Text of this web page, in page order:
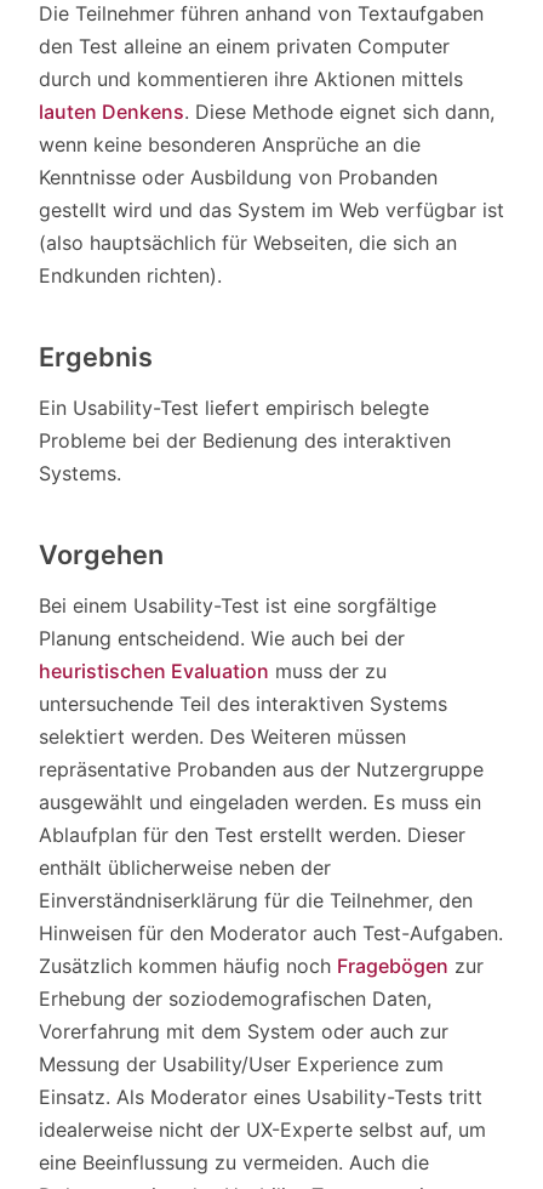
Die Teilnehmer führen anhand von Textaufgaben
den Test alleine an einem privaten Computer
durch und kommentieren ihre Aktionen mittels
lauten Denkens. Diese Methode eignet sich dann,
wenn keine besonderen Ansprüche an die
Kenntnisse oder Ausbildung von Probanden
gestellt wird und das System im Web verfügbar ist
(also hauptsächlich für Webseiten, die sich an
Endkunden richten).
Ergebnis
Ein Usability-Test liefert empirisch belegte
Probleme bei der Bedienung des interaktiven
Systems.
Vorgehen
Bei einem Usability-Test ist eine sorgfältige
Planung entscheidend. Wie auch bei der
heuristischen Evaluation muss der zu
untersuchende Teil des interaktiven Systems
selektiert werden. Des Weiteren müssen
repräsentative Probanden aus der Nutzergruppe
ausgewählt und eingeladen werden. Es muss ein
Ablaufplan für den Test erstellt werden. Dieser
enthält üblicherweise neben der
Einverständniserklärung für die Teilnehmer, den
Hinweisen für den Moderator auch Test-Aufgaben.
Zusätzlich kommen häufig noch Fragebögen zur
Erhebung der soziodemografischen Daten,
Vorerfahrung mit dem System oder auch zur
Messung der Usability/User Experience zum
Einsatz. Als Moderator eines Usability-Tests tritt
idealerweise nicht der UX-Experte selbst auf, um
eine Beeinflussung zu vermeiden. Auch die